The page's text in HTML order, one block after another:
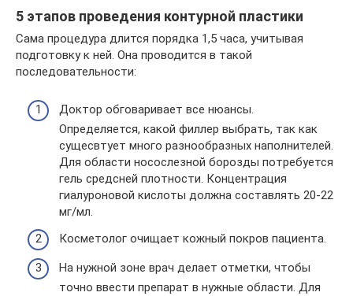
5 этапов проведения контурной пластики
Сама процедура длится порядка 1,5 часа, учитывая
подготовку к ней. Она проводится в такой
последовательности:
Доктор обговаривает все нюансы.
Определяется, какой филлер выбрать, так как
сущесвтует много разнообразных наполнителей.
Для области носослезной борозды потребуется
гель средсней плотности. Концентрация
гиалуроновой кислоты должна составлять 20-22
мг/мл.
Косметолог очищает кожный покров пациента.
На нужной зоне врач делает отметки, чтобы
точно ввести препарат в нужные области. Для